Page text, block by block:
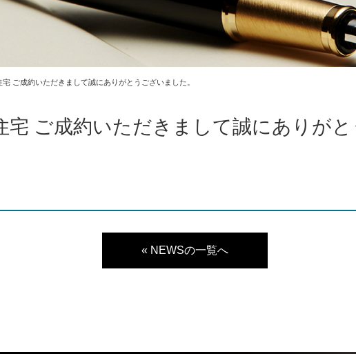
ご成約いただきまして誠にありがとうございました。
ご成約いただきまして誠にありがと
« NEWSの一覧へ